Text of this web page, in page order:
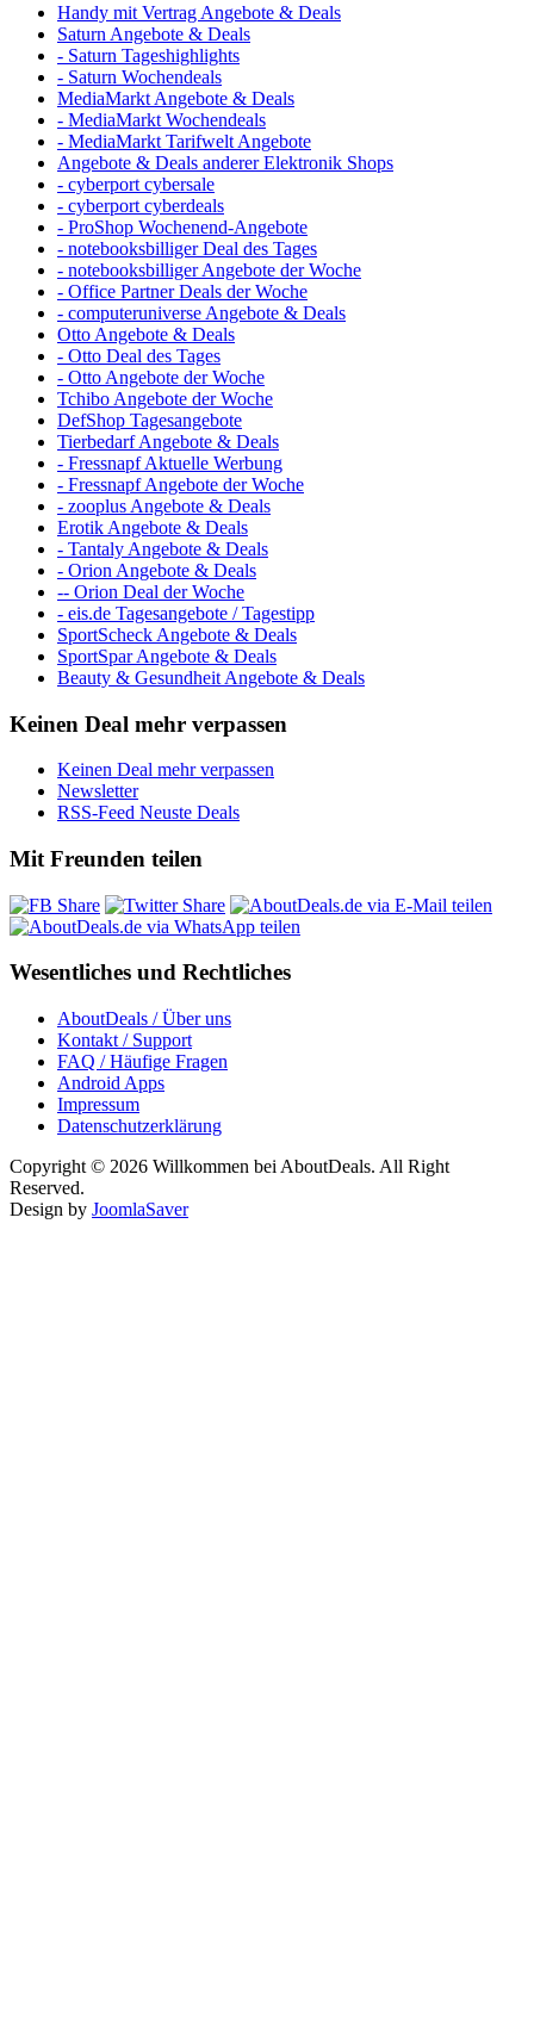
Handy mit Vertrag Angebote & Deals
Saturn Angebote & Deals
- Saturn Tageshighlights
- Saturn Wochendeals
MediaMarkt Angebote & Deals
- MediaMarkt Wochendeals
- MediaMarkt Tarifwelt Angebote
Angebote & Deals anderer Elektronik Shops
- cyberport cybersale
- cyberport cyberdeals
- ProShop Wochenend-Angebote
- notebooksbilliger Deal des Tages
- notebooksbilliger Angebote der Woche
- Office Partner Deals der Woche
- computeruniverse Angebote & Deals
Otto Angebote & Deals
- Otto Deal des Tages
- Otto Angebote der Woche
Tchibo Angebote der Woche
DefShop Tagesangebote
Tierbedarf Angebote & Deals
- Fressnapf Aktuelle Werbung
- Fressnapf Angebote der Woche
- zooplus Angebote & Deals
Erotik Angebote & Deals
- Tantaly Angebote & Deals
- Orion Angebote & Deals
-- Orion Deal der Woche
- eis.de Tagesangebote / Tagestipp
SportScheck Angebote & Deals
SportSpar Angebote & Deals
Beauty & Gesundheit Angebote & Deals
Keinen Deal mehr verpassen
Keinen Deal mehr verpassen
Newsletter
RSS-Feed Neuste Deals
Mit Freunden teilen
Wesentliches und Rechtliches
AboutDeals / Über uns
Kontakt / Support
FAQ / Häufige Fragen
Android Apps
Impressum
Datenschutzerklärung
Copyright © 2026 Willkommen bei AboutDeals. All Right
Reserved.
Design by JoomlaSaver